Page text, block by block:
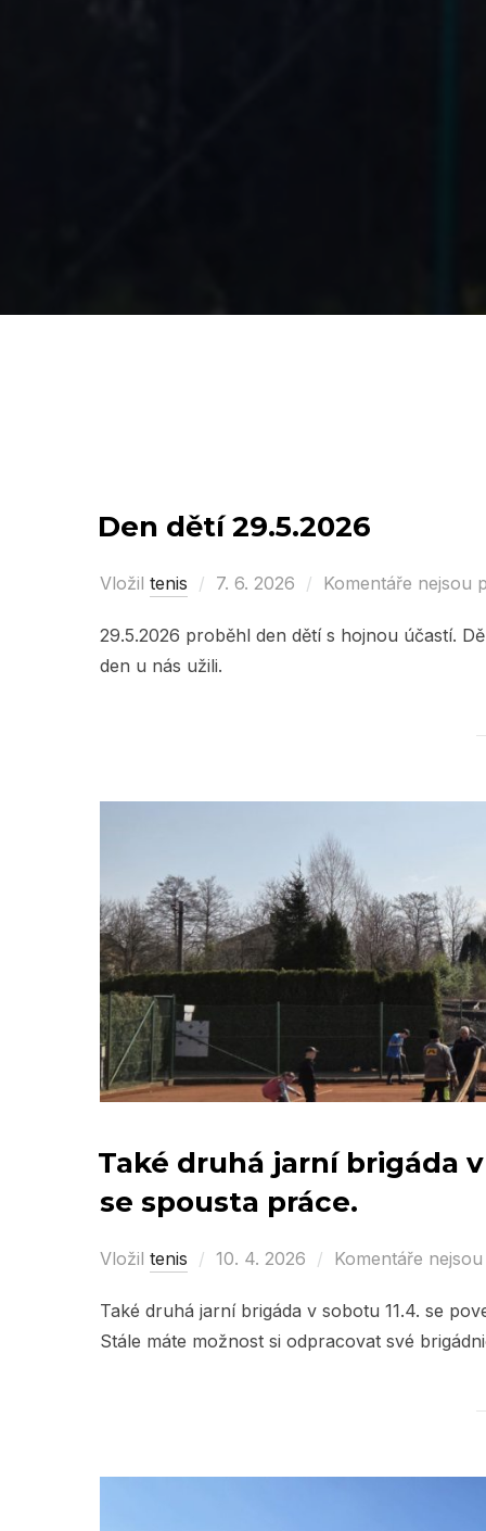
Den dětí 29.5.2026
Vložil tenis
Posted
7. 6. 2026 Komentáře nejsou
29.5.2026 proběhl den dětí s hojnou účastí.
den u nás užili.
Také druhá jarní brigáda
se spousta práce.
Vložil tenis
Posted
10. 4. 2026 Komentáře
Také druhá jarní brigáda v sobotu 11.4. se
Stále máte možnost si odpracovat své